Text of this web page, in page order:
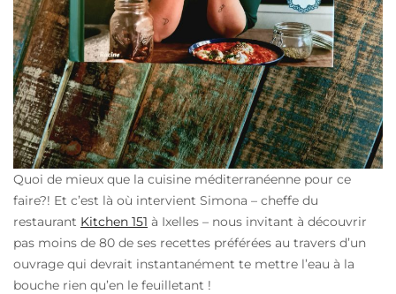
Quoi de mieux que la cuisine méditerranéenne pour ce
faire?! Et c’est là où intervient Simona – cheffe du
restaurant Kitchen 151 à Ixelles – nous invitant à découvrir
pas moins de 80 de ses recettes préférées au travers d’un
ouvrage qui devrait instantanément te mettre l’eau à la
bouche rien qu’en le feuilletant !